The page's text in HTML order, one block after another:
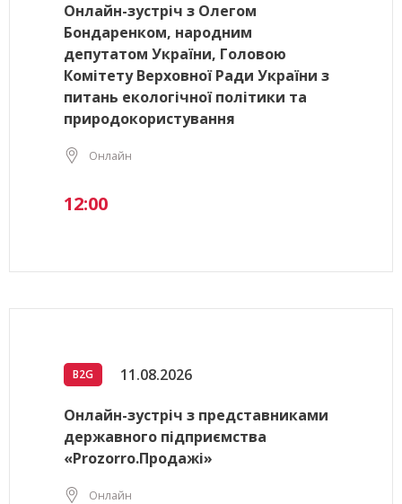
Онлайн-зустріч з Олегом
Бондаренком, народним
депутатом України, Головою
Комітету Верховної Ради України з
питань екологічної політики та
природокористування
Онлайн
12:00
B2G 11.08.2026
Онлайн-зустріч з представниками
державного підприємства
«Prozorro.Продажі»
Онлайн